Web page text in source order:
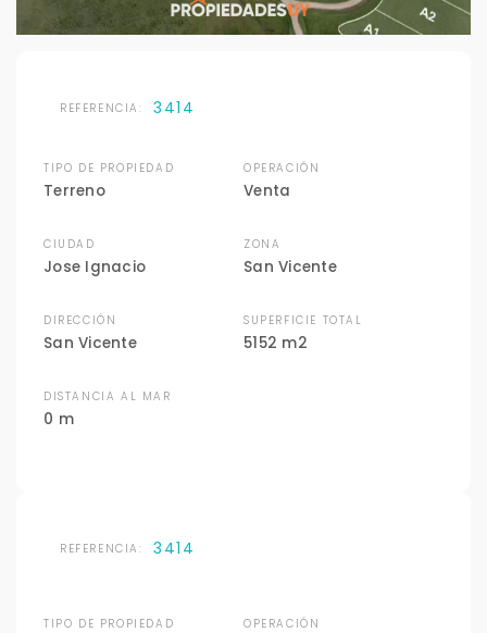
REFERENCIA: 3414
TIPO DE PROPIEDAD
Terreno
OPERACIÓN
Venta
CIUDAD
Jose Ignacio
ZONA
San Vicente
DIRECCIÓN
San Vicente
SUPERFICIE TOTAL
5152 m2
DISTANCIA AL MAR
0 m
REFERENCIA: 3414
TIPO DE PROPIEDAD OPERACIÓN